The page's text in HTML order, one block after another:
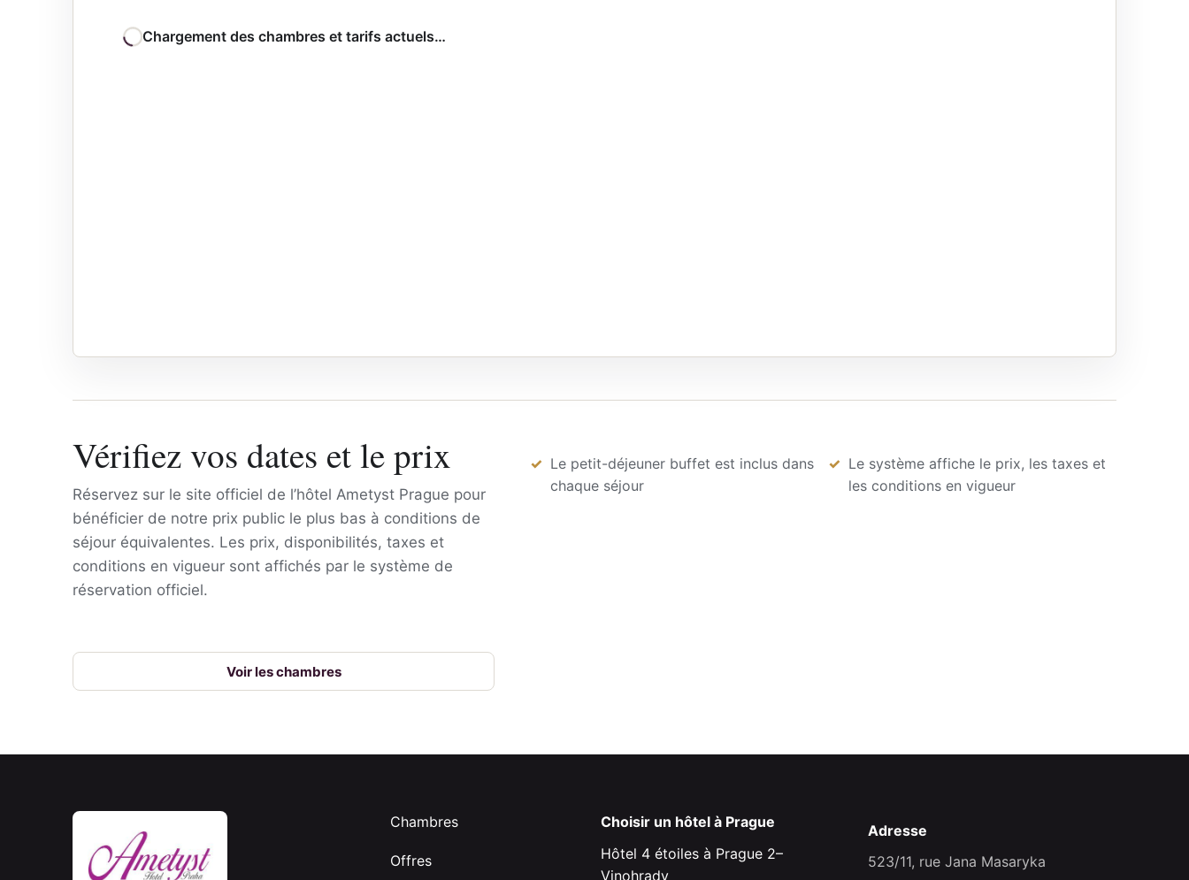
Chargement des chambres et tarifs actuels…
Vérifiez vos dates et le prix
Réservez sur le site officiel de l’hôtel Ametyst Prague pour
bénéficier de notre prix public le plus bas à conditions de
séjour équivalentes. Les prix, disponibilités, taxes et
conditions en vigueur sont affichés par le système de
réservation officiel.
Le petit-déjeuner buffet est inclus dans
chaque séjour
Le système affiche le prix, les taxes et
les conditions en vigueur
Voir les chambres
Chambres
Offres
Choisir un hôtel à Prague
Hôtel 4 étoiles à Prague 2–
Vinohrady
Adresse
523/11, rue Jana Masaryka